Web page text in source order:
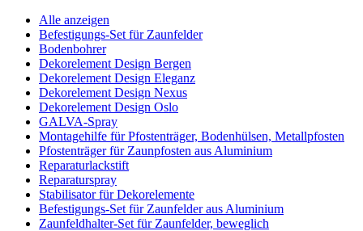
Alle anzeigen
Befestigungs-Set für Zaunfelder
Bodenbohrer
Dekorelement Design Bergen
Dekorelement Design Eleganz
Dekorelement Design Nexus
Dekorelement Design Oslo
GALVA-Spray
Montagehilfe für Pfostenträger, Bodenhülsen, Metallpfosten
Pfostenträger für Zaunpfosten aus Aluminium
Reparaturlackstift
Reparaturspray
Stabilisator für Dekorelemente
Befestigungs-Set für Zaunfelder aus Aluminium
Zaunfeldhalter-Set für Zaunfelder, beweglich